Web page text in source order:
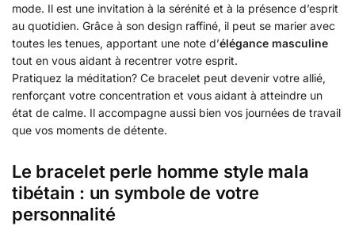
mode. Il est une invitation à la sérénité et à la présence d’esprit
au quotidien. Grâce à son design raffiné, il peut se marier avec
toutes les tenues, apportant une note d’élégance masculine
tout en vous aidant à recentrer votre esprit.
Pratiquez la méditation? Ce bracelet peut devenir votre allié,
renforçant votre concentration et vous aidant à atteindre un
état de calme. Il accompagne aussi bien vos journées de travail
que vos moments de détente.
Le bracelet perle homme style mala
tibétain : un symbole de votre
personnalité